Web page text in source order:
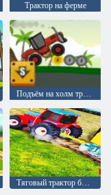
Трактор на ферме
Подъём на холм трактора 2020
Тяговый трактор большой грузоподъемности